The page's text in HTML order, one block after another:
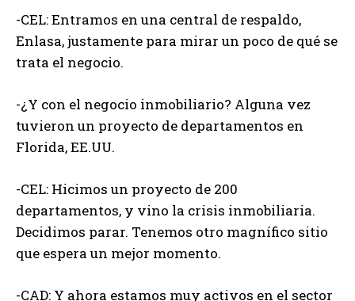
-CEL: Entramos en una central de respaldo,
Enlasa, justamente para mirar un poco de qué se
trata el negocio.
-¿Y con el negocio inmobiliario? Alguna vez
tuvieron un proyecto de departamentos en
Florida, EE.UU.
-CEL: Hicimos un proyecto de 200
departamentos, y vino la crisis inmobiliaria.
Decidimos parar. Tenemos otro magnífico sitio
que espera un mejor momento.
-CAD: Y ahora estamos muy activos en el sector